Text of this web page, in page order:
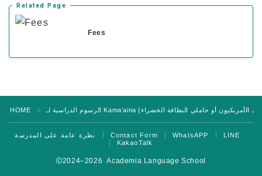
Related Page
Fees
HOME ＞
نظرة عامة على المدرسة Contact Form WhatsAPP
LINE
KakaoTalk
2024–2026 Academia Language School